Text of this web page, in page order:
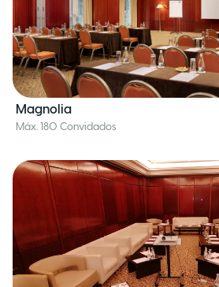
Magnolia
Máx. 180 Convidados